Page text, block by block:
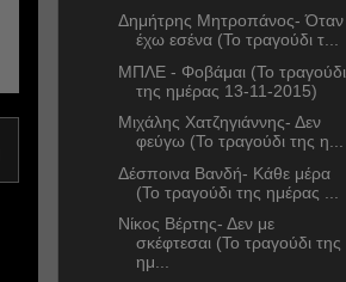
Δημήτρης Μητροπάνος- Όταν
έχω εσένα (Το τραγούδι τ...
ΜΠΛΕ - Φοβάμαι (Το τραγούδι
της ημέρας 13-11-2015)
Μιχάλης Χατζηγιάννης- Δεν
φεύγω (Το τραγούδι της η...
Δέσποινα Βανδή- Κάθε μέρα
(Το τραγούδι της ημέρας ...
Νίκος Βέρτης- Δεν με
σκέφτεσαι (Το τραγούδι της
ημ...